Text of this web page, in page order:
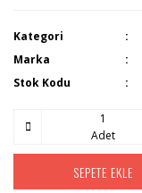
Kategori
Marka
Stok Kodu
Adet
SEPETE EKLE